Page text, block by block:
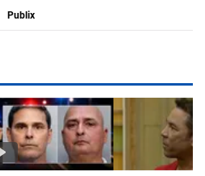
Publix